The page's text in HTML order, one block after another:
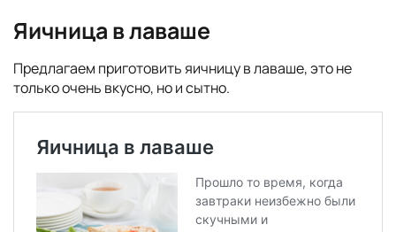
Яичница в лаваше
Предлагаем приготовить яичницу в лаваше, это не
только очень вкусно, но и сытно.